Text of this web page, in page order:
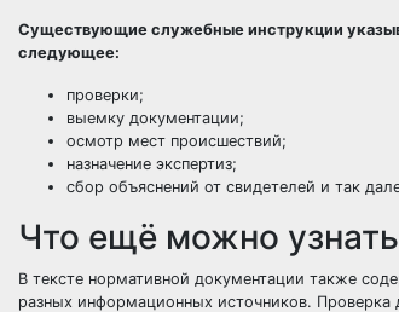
Существующие служебные инструкции
следующее:
проверки;
выемку документации;
осмотр мест происшествий;
назначение экспертиз;
сбор объяснений от свидетелей и так
Что ещё можно узнать
В тексте нормативной документации также
разных информационных источников. Проверка